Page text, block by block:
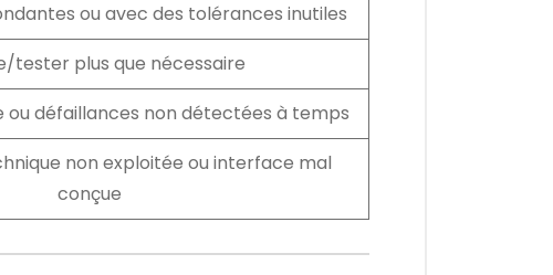
ou avec des tolérances inutiles
tester plus que nécessaire
ou défaillances non détectées à temps
non exploitée ou interface mal
conçue